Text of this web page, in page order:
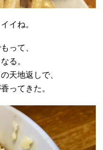
イね。
って、
る。
天地返しで、
ってきた。